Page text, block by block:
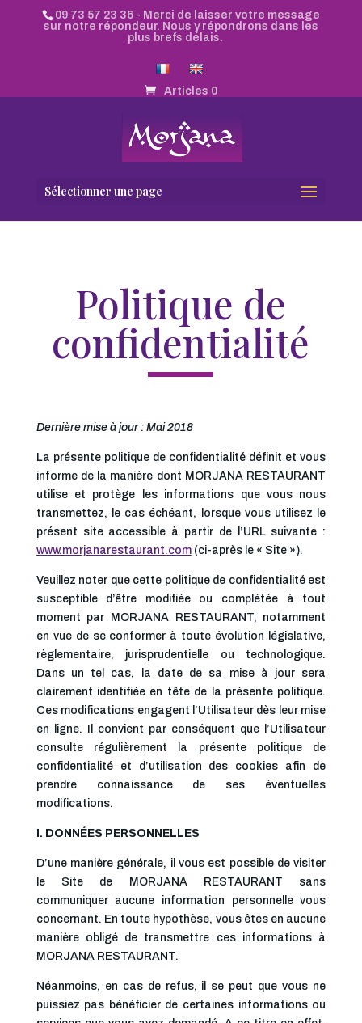
09 73 57 23 36- Merci de laisser votre message
sur notre répondeur. Nous y répondrons dans les
plus brefs délais.
Articles 0
Sélectionner une page
Politique de
confidentialité
Dernière mise à jour : Mai 2018
La présente politique de confidentialité définit et vous
informe de la manière dont MORJANA RESTAURANT
utilise et protège les informations que vous nous
transmettez, le cas échéant, lorsque vous utilisez le
présent site accessible à partir de l’URL suivante :
www.morjanarestaurant.com(ci-après le « Site »).
Veuillez noter que cette politique de confidentialité est
susceptible d’être modifiée ou complétée à tout
moment par MORJANA RESTAURANT, notamment
en vue de se conformer à toute évolution législative,
règlementaire, jurisprudentielle ou technologique.
Dans un tel cas, la date de sa mise à jour sera
clairement identifiée en tête de la présente politique.
Ces modifications engagent l’Utilisateur dès leur mise
en ligne. Il convient par conséquent que l’Utilisateur
consulte régulièrement la présente politique de
confidentialité et d’utilisation des cookies afin de
prendre connaissance de ses éventuelles
modifications.
I. DONNÉES PERSONNELLES
D’une manière générale, il vous est possible de visiter
le Site de MORJANA RESTAURANT sans
communiquer aucune information personnelle vous
concernant. En toute hypothèse, vous êtes en aucune
manière obligé de transmettre ces informations à
MORJANA RESTAURANT.
Néanmoins, en cas de refus, il se peut que vous ne
puissiez pas bénéficier de certaines informations ou